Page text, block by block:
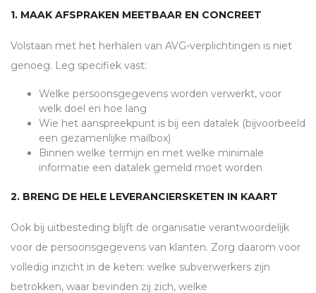
1. MAAK AFSPRAKEN MEETBAAR EN CONCREET
Volstaan met het herhalen van AVG-verplichtingen is niet
genoeg. Leg specifiek vast:
Welke persoonsgegevens worden verwerkt, voor
welk doel en hoe lang
Wie het aanspreekpunt is bij een datalek (bijvoorbeeld
een gezamenlijke mailbox)
Binnen welke termijn en met welke minimale
informatie een datalek gemeld moet worden
2. BRENG DE HELE LEVERANCIERSKETEN IN KAART
Ook bij uitbesteding blijft de organisatie verantwoordelijk
voor de persoonsgegevens van klanten. Zorg daarom voor
volledig inzicht in de keten: welke subverwerkers zijn
betrokken, waar bevinden zij zich, welke